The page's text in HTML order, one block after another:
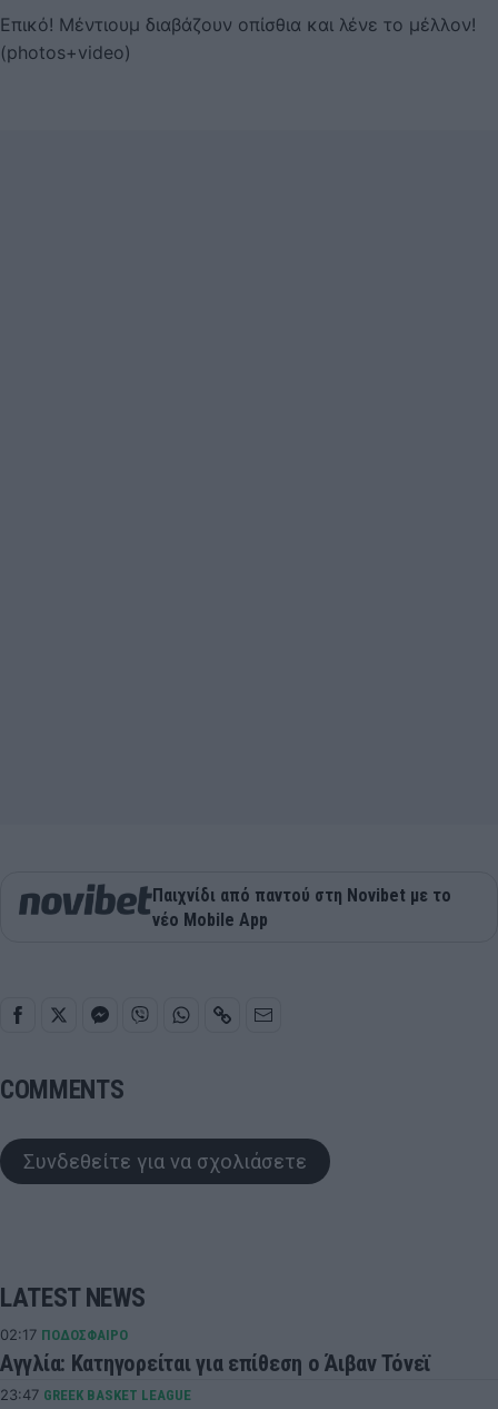
Επικό! Μέντιουμ διαβάζουν οπίσθια και λένε το μέλλον!
(photos+video)
Παιχνίδι από παντού στη Novibet με το
νέο Mobile App
COMMENTS
Συνδεθείτε για να σχολιάσετε
LATEST NEWS
02:17 ΠΟΔΟΣΦΑΙΡΟ
Αγγλία: Κατηγορείται για επίθεση ο Άιβαν Τόνεϊ
23:47 GREEK BASKET LEAGUE